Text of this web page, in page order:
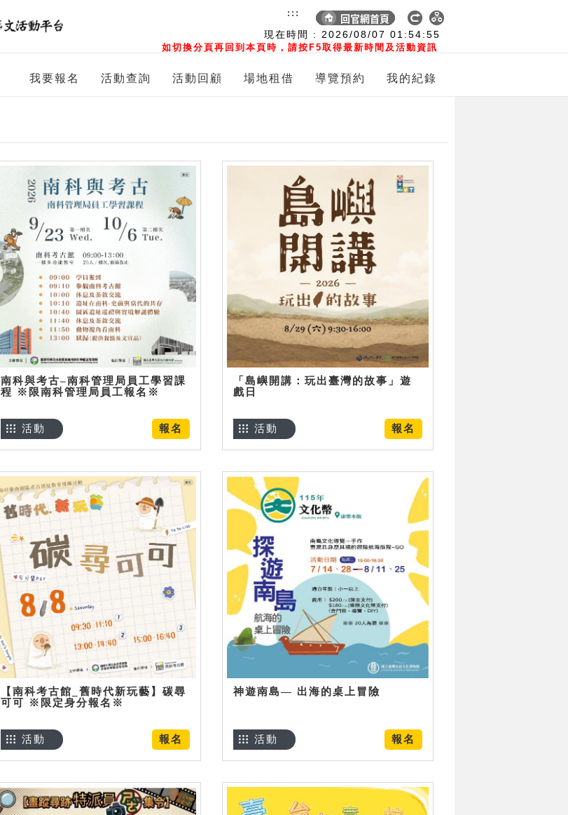
現在時間 : 2026/08/07 01:54:56
如切換分頁再回到本頁時，請按F5取得最新時間及活動資訊
:::
我要報名 活動查詢 活動回顧 場地租借 導覽預約 我的紀錄
南科與考古–南科管理局員工學習課
程 ※限南科管理局員工報名※
報名
活動
「島嶼開講：玩出臺灣的故事」遊
戲日
報名
活動
【南科考古館_舊時代新玩藝】碳尋
可可 ※限定身分報名※
報名
活動
神遊南島— 出海的桌上冒險
報名
活動